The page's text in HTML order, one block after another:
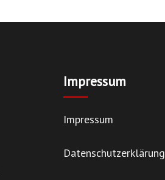
Impressum
Impressum
Datenschutzerklärung